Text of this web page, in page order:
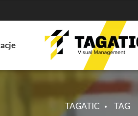
TAGATIC TAG